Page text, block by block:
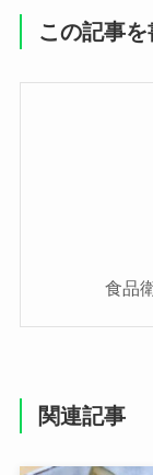
この記事を
食品
関連記事